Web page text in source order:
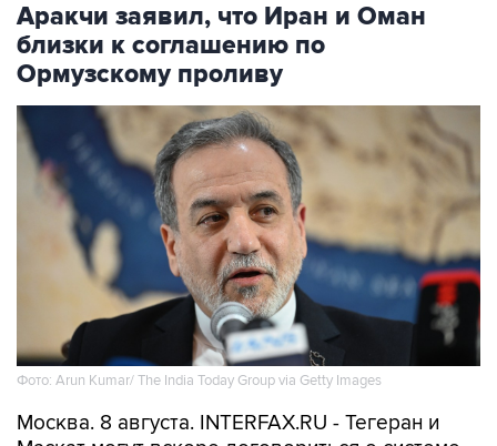
Аракчи заявил, что Иран и Оман
близки к соглашению по
Ормузскому проливу
Фото: Arun Kumar/ The India Today Group via Getty Images
Москва. 8 августа. INTERFAX.RU - Тегеран и